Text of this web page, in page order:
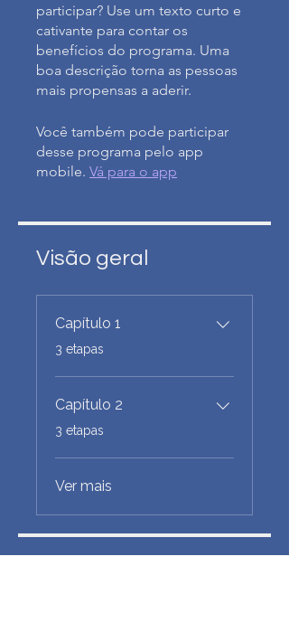
participar? Use um texto curto e
cativante para contar os
benefícios do programa. Uma
boa descrição torna as pessoas
mais propensas a aderir.
Você também pode participar
desse programa pelo app
mobile. Vá para o app
Visão geral
Capítulo 1
.3 etapas
Capítulo 2
.3 etapas
Ver mais